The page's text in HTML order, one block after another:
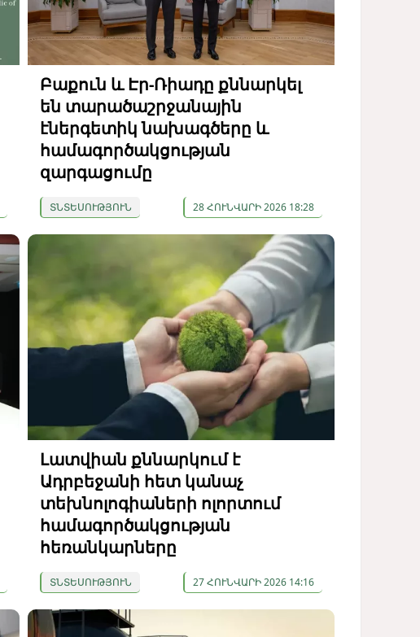
Բաքուն և Էր-Ռիադը քննարկել
են տարածաշրջանային
էներգետիկ նախագծերը և
համագործակցության
զարգացումը
ՏՆՏԵՍՈՒԹՅՈՒՆ 28 ՀՈՒՆՎԱՐԻ 2026 18:28
Լատվիան քննարկում է
Ադրբեջանի հետ կանաչ
տեխնոլոգիաների ոլորտում
համագործակցության
հեռանկարները
ՏՆՏԵՍՈՒԹՅՈՒՆ 27 ՀՈՒՆՎԱՐԻ 2026 14:16